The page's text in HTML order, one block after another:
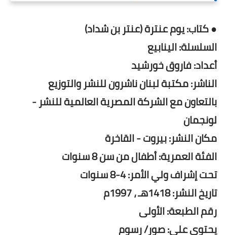
● كتاب: يوم عنترة (عنتر بن شداد)
السلسلة: الينابيع
أعداد: فاروق خورشيد
الناشر: مكتبة لبنان ناشرون للنشر والتوزيع
بالتعاون مع الشركة المصرية العالمية للنشر -
لونجمان
مكان النشر: بيروت - القاخرة
الفئة العمرية: أطفال من سن 8 سنوات
تحت إشراف ولي الأمر: 4-8 سنوات
تاريخ النشر: 1418هـ ، 1997م
رقم الطبعة: الأولى
يحتوي على: صور/ رسوم